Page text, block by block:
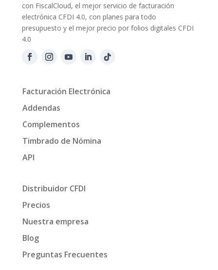
con FiscalCloud, el mejor servicio de facturación
electrónica CFDI 4.0, con planes para todo
presupuesto y el mejor precio por folios digitales CFDI
4.0
Facturación Electrónica
Addendas
Complementos
Timbrado de Nómina
API
Distribuidor CFDI
Precios
Nuestra empresa
Blog
Preguntas Frecuentes